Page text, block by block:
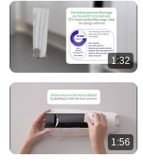
1:32
1:56